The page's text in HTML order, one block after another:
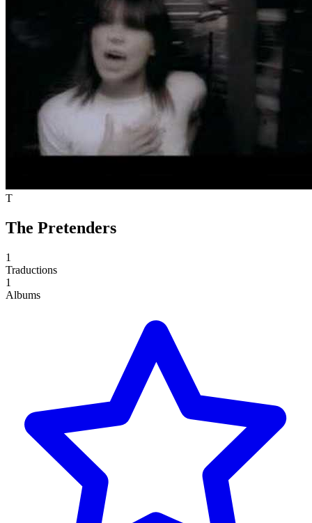
T
The Pretenders
1
Traductions
1
Albums